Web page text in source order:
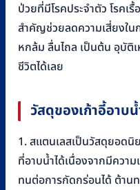
ป่วยที่มีโรคประจำตัว โรคเ
สำคัญช่วยลดความเสี่ยงใน
หกล้ม ลื่นไถล เป็นต้น อุบัติ
ชีวิตได้เลย
วัสดุของเก้าอี้อาบ
1. สแตนเลสเป็นวัสดุยอดนิ
ที่อาบน้ำได้เนื่องจากมีคว
ทนต่อการกัดกร่อนได้ ต้าน